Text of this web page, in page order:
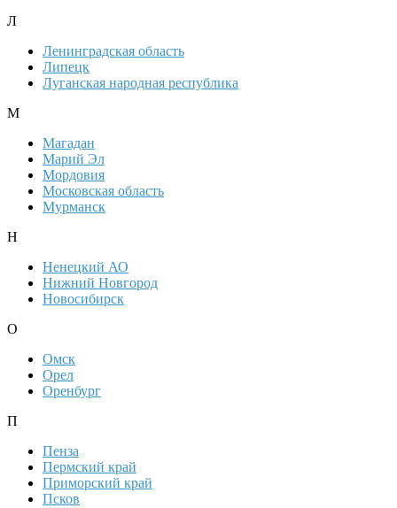
Л
Ленинградская область
Липецк
Луганская народная республика
М
Магадан
Марий Эл
Мордовия
Московская область
Мурманск
Н
Ненецкий АО
Нижний Новгород
Новосибирск
О
Омск
Орел
Оренбург
П
Пенза
Пермский край
Приморский край
Псков